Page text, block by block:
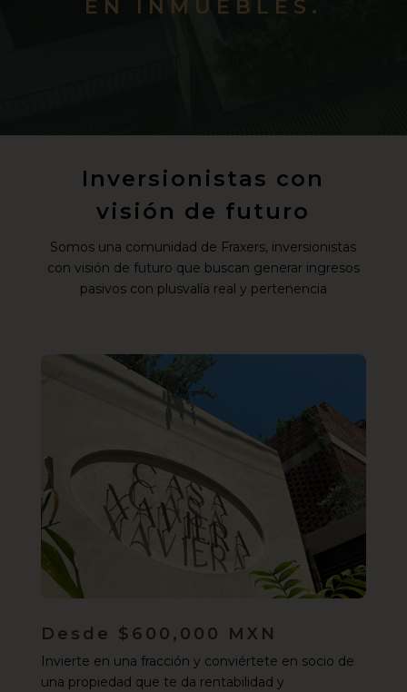
EN INMUEBLES.
Inversionistas con
visión de futuro
Somos una comunidad de Fraxers, inversionistas
con visión de futuro que buscan generar ingresos
pasivos con plusvalía real y pertenencia
Desde $600,000 MXN
Invierte en una fracción y conviértete en socio de
una propiedad que te da rentabilidad y